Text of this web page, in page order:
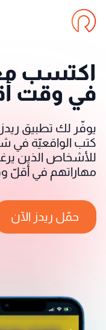
اكتسب
في وقت
يوفّر لك تطبيق
كتب الواقعيّة في
للأشخاص الذين
مهاراتهم في
حمّل ريدز الآن